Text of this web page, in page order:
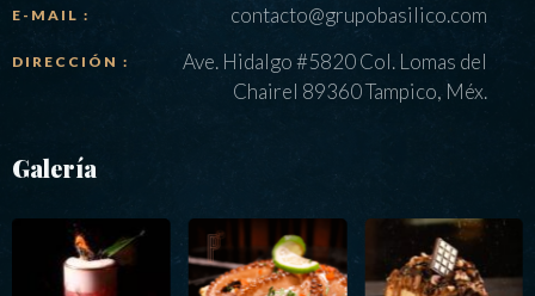
E-MAIL : contacto@grupobasilico.com
DIRECCIÓN :
Ave. Hidalgo #5820 Col. Lomas del
Chairel 89360 Tampico, Méx.
Galería